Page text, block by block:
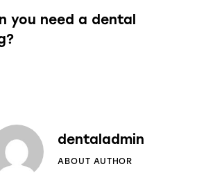
you need a dental
dentaladmin
ABOUT AUTHOR